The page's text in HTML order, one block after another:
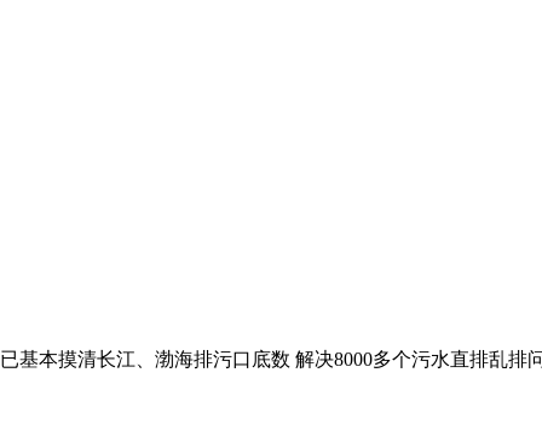
基本摸清长江、渤海排污口底数 解决8000多个污水直排乱排